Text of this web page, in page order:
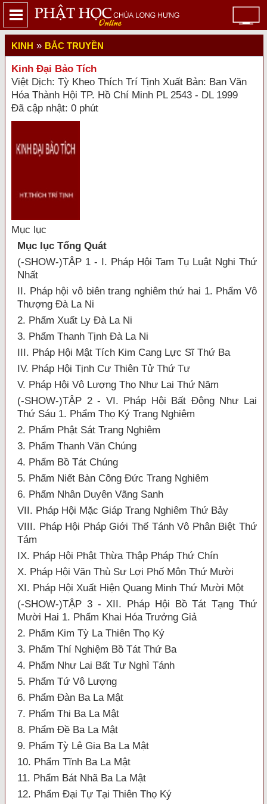
KINH » BẮC TRUYỀN
Kinh Đại Bảo Tích
Việt Dịch: Tỳ Kheo Thích Trí Tịnh Xuất Bản: Ban Văn
Hóa Thành Hội TP. Hồ Chí Minh PL 2543 - DL 1999
Đã cập nhật: 0 phút
Mục lục
Mục lục Tổng Quát
(-SHOW-)TẬP 1 - I. Pháp Hội Tam Tụ Luật Nghi Thứ
Nhất
II. Pháp hội vô biên trang nghiêm thứ hai 1. Phẩm Vô
Thượng Đà La Ni
2. Phẩm Xuất Ly Đà La Ni
3. Phẩm Thanh Tịnh Đà La Ni
III. Pháp Hội Mật Tích Kim Cang Lực Sĩ Thứ Ba
IV. Pháp Hội Tịnh Cư Thiên Tử Thứ Tư
V. Pháp Hội Vô Lượng Thọ Như Lai Thứ Năm
(-SHOW-)TẬP 2 - VI. Pháp Hội Bất Động Như Lai
Thứ Sáu 1. Phẩm Thọ Ký Trang Nghiêm
2. Phẩm Phật Sát Trang Nghiêm
3. Phẩm Thanh Văn Chúng
4. Phẩm Bồ Tát Chúng
5. Phẩm Niết Bàn Công Đức Trang Nghiêm
6. Phẩm Nhân Duyên Vãng Sanh
VII. Pháp Hội Mặc Giáp Trang Nghiêm Thứ Bảy
VIII. Pháp Hội Pháp Giới Thế Tánh Vô Phân Biệt Thứ
Tám
IX. Pháp Hội Phật Thừa Thập Pháp Thứ Chín
X. Pháp Hội Văn Thù Sư Lợi Phố Môn Thứ Mười
XI. Pháp Hội Xuất Hiện Quang Minh Thứ Mười Một
(-SHOW-)TẬP 3 - XII. Pháp Hội Bồ Tát Tạng Thứ
Mười Hai 1. Phẩm Khai Hóa Trưởng Giả
2. Phẩm Kim Tỳ La Thiên Thọ Ký
3. Phẩm Thí Nghiệm Bồ Tát Thứ Ba
4. Phẩm Như Lai Bất Tư Nghì Tánh
5. Phẩm Tứ Vô Lượng
6. Phẩm Đàn Ba La Mật
7. Phẩm Thi Ba La Mật
8. Phẩm Đề Ba La Mật
9. Phẩm Tỳ Lê Gia Ba La Mật
10. Phẩm Tĩnh Ba La Mật
11. Phẩm Bát Nhã Ba La Mật
12. Phẩm Đại Tự Tại Thiên Thọ Ký